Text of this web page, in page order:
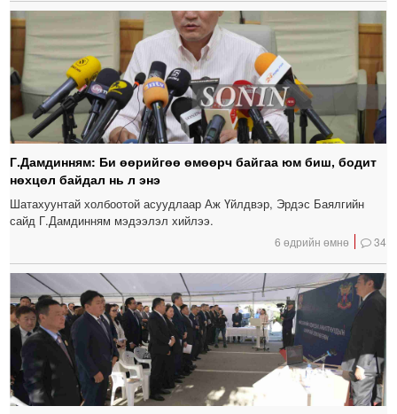
Г.Дамдинням: Би өөрийгөө өмөөрч байгаа юм биш, бодит
нөхцөл байдал нь л энэ
Шатахуунтай холбоотой асуудлаар Аж Үйлдвэр, Эрдэс Баялгийн
сайд Г.Дамдинням мэдээлэл хийлээ.
6 өдрийн өмнө 34